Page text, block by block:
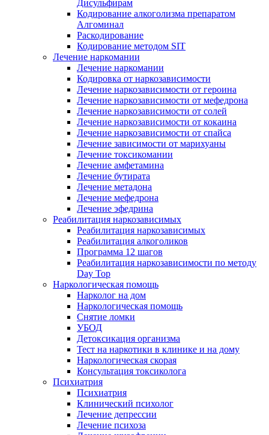
Дисульфирам
Кодирование алкоголизма препаратом
Алгоминал
Раскодирование
Кодирование методом SIT
Лечение наркомании
Лечение наркомании
Кодировка от наркозависимости
Лечение наркозависимости от героина
Лечение наркозависимости от мефедрона
Лечение наркозависимости от солей
Лечение наркозависимости от кокаина
Лечение наркозависимости от спайса
Лечение зависимости от марихуаны
Лечение токсикомании
Лечение амфетамина
Лечение бутирата
Лечение метадона
Лечение мефедрона
Лечение эфедрина
Реабилитация наркозависимых
Реабилитация наркозависимых
Реабилитация алкоголиков
Программа 12 шагов
Реабилитация наркозависимости по методу
Day Top
Наркологическая помощь
Нарколог на дом
Наркологическая помощь
Снятие ломки
УБОД
Детоксикация организма
Тест на наркотики в клинике и на дому
Наркологическая скорая
Консультация токсиколога
Психиатрия
Психиатрия
Клинический психолог
Лечение депрессии
Лечение психоза